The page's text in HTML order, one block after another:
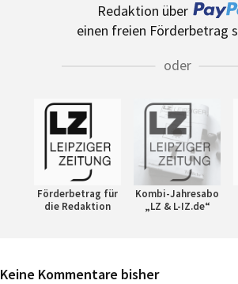
Redaktion über
einen freien Förderbetrag
oder
Förderbetrag für
die Redaktion
Kombi-Jahresabo
„LZ & L-IZ.de“
Keine Kommentare bisher